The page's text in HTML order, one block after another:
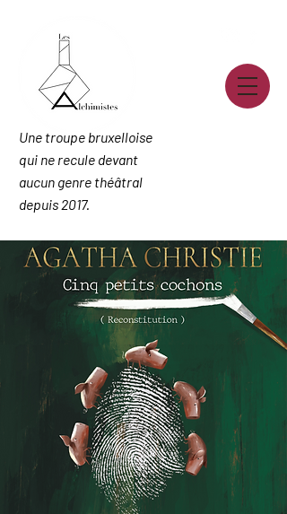
Une troupe bruxelloise
qui ne recule devant
aucun genre théâtral
depuis 2017.